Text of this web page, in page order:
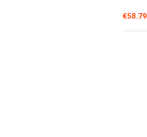
€58.79